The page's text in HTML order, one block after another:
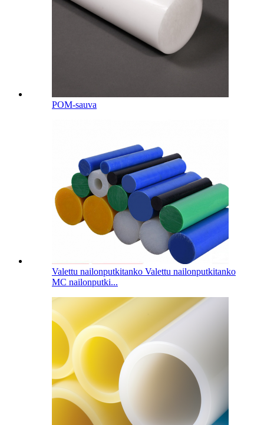
POM-sauva
Valettu nailonputkitanko Valettu nailonputkitanko
MC nailonputki...